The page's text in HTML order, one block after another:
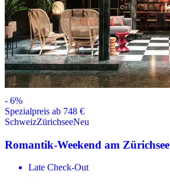
- 6%
Spezialpreis ab 748 €
SchweizZürichseeNeu
Romantik-Weekend am Zürichsee
Late Check-Out